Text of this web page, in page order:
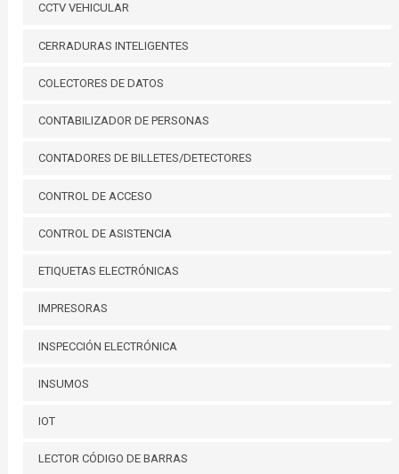
CCTV VEHICULAR
CERRADURAS INTELIGENTES
COLECTORES DE DATOS
CONTABILIZADOR DE PERSONAS
CONTADORES DE BILLETES/DETECTORES
CONTROL DE ACCESO
CONTROL DE ASISTENCIA
ETIQUETAS ELECTRÓNICAS
IMPRESORAS
INSPECCIÓN ELECTRÓNICA
INSUMOS
IOT
LECTOR CÓDIGO DE BARRAS